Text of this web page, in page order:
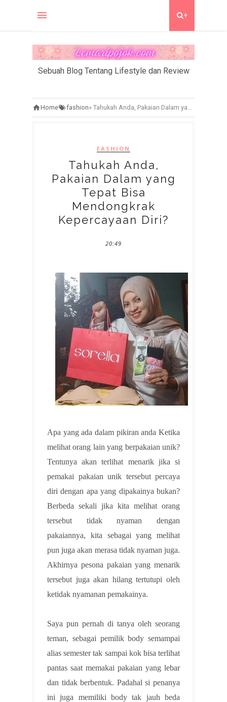
+
Sebuah Blog Tentang Lifestyle dan Review
Home fashion» Tahukah Anda, Pakaian Dalam yang Tepat Bisa Mendongkrak Kepercayaan Diri?
FASHION
Tahukah Anda,
Pakaian Dalam yang
Tepat Bisa
Mendongkrak
Kepercayaan Diri?
20:49
Apa yang ada dalam pikiran anda Ketika
melihat orang lain yang berpakaian unik?
Tentunya akan terlihat menarik jika si
pemakai pakaian unik tersebut percaya
diri dengan apa yang dipakainya bukan?
Berbeda sekali jika kita melihat orang
tersebut tidak nyaman dengan
pakaiannya, kita sebagai yang melihat
pun juga akan merasa tidak nyaman juga.
Akhirnya pesona pakaian yang menarik
tersebut juga akan hilang tertutupi oleh
ketidak nyamanan pemakainya.
Saya pun pernah di tanya oleh seorang
teman, sebagai pemilik body semampai
alias semester tak sampai kok bisa terlihat
pantas saat memakai pakaian yang lebar
dan tidak berbentuk. Padahal si penanya
ini juga memiliki body tak jauh beda